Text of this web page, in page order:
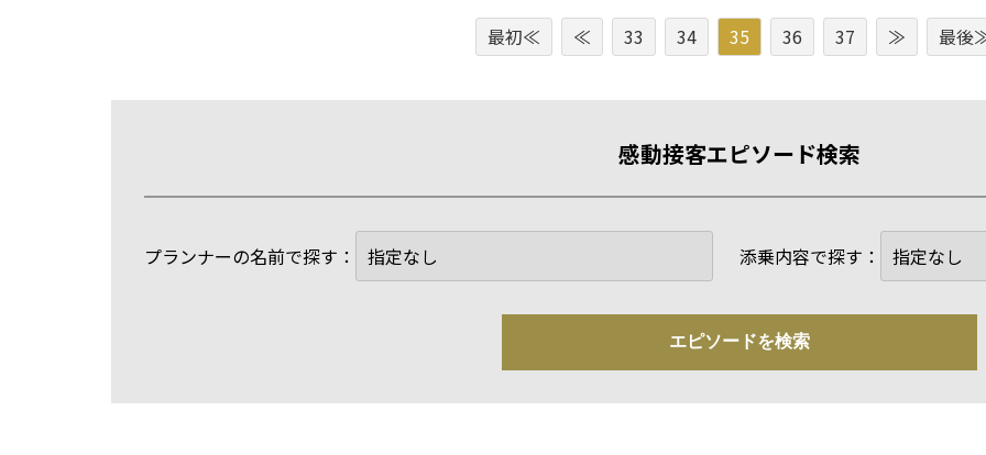
最初≪ ≪ 33 34 35 36 37 ≫ 最後
感動接客エピソード検索
プランナーの名前で探す： 添乗内容で探す：